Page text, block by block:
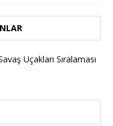
Uçakları Sıralaması